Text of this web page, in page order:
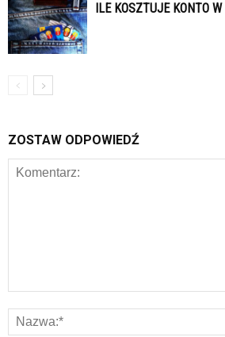
ILE KOSZTUJE KONTO
ZOSTAW ODPOWIEDŹ